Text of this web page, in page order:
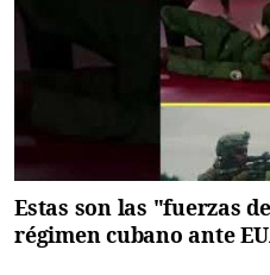
Estas son las "fuerzas
régimen cubano ante